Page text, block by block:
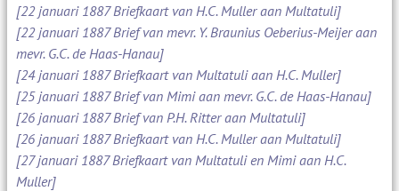
[22 januari 1887 Briefkaart van H.C. Muller aan Multatuli]
[22 januari 1887 Brief van mevr. Y. Braunius Oeberius-Meijer aan
mevr. G.C. de Haas-Hanau]
[24 januari 1887 Briefkaart van Multatuli aan H.C. Muller]
[25 januari 1887 Brief van Mimi aan mevr. G.C. de Haas-Hanau]
[26 januari 1887 Brief van P.H. Ritter aan Multatuli]
[26 januari 1887 Briefkaart van H.C. Muller aan Multatuli]
[27 januari 1887 Briefkaart van Multatuli en Mimi aan H.C.
Muller]